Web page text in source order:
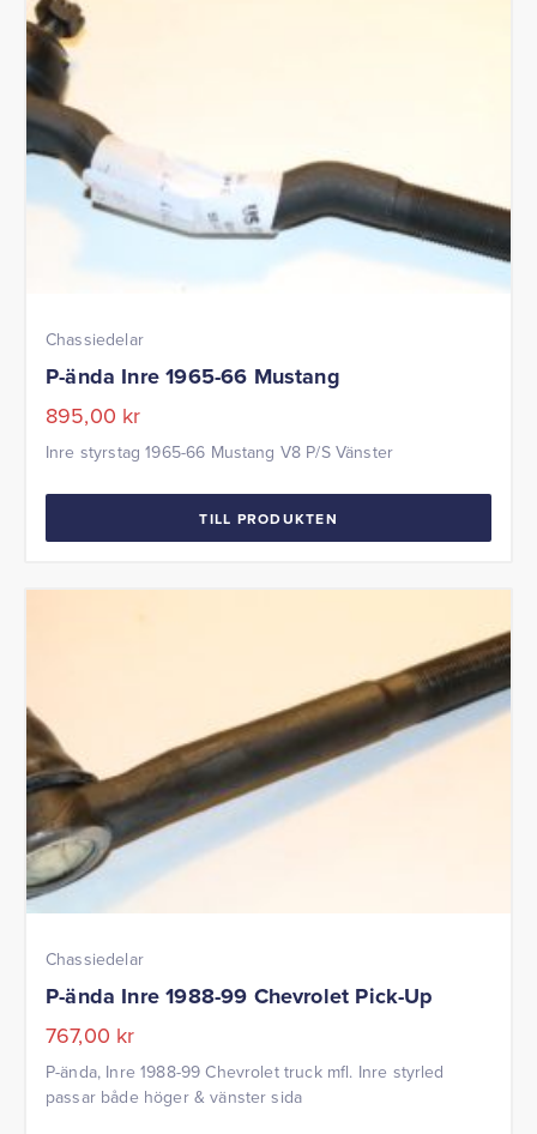
Chassiedelar
P-ända Inre 1965-66 Mustang
895,00 kr
Inre styrstag 1965-66 Mustang V8 P/S Vänster
TILL PRODUKTEN
Chassiedelar
P-ända Inre 1988-99 Chevrolet Pick-Up
767,00 kr
P-ända, Inre 1988-99 Chevrolet truck mfl. Inre styrled
passar både höger & vänster sida